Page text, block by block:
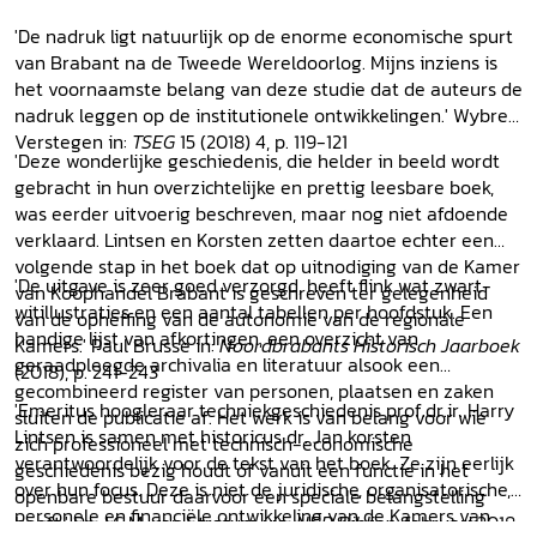
'De nadruk ligt natuurlijk op de enorme economische spurt
van Brabant na de Tweede Wereldoorlog. Mijns inziens is
het voornaamste belang van deze studie dat de auteurs de
nadruk leggen op de institutionele ontwikkelingen.' Wybren
Verstegen in: TSEG15 (2018) 4, p. 119-121
'Deze wonderlijke geschiedenis, die helder in beeld wordt
gebracht in hun overzichtelijke en prettig leesbare boek,
was eerder uitvoerig beschreven, maar nog niet afdoende
verklaard. Lintsen en Korsten zetten daartoe echter een
volgende stap in het boek dat op uitnodiging van de Kamer
van Koophandel Brabant is geschreven ter gelegenheid
van de opheffing van de autonomie van de regionale
Kamers.' Paul Brusse in:Noordbrabants Historisch Jaarboek
(2018), p. 241-243
'De uitgave is zeer goed verzorgd, heeft flink wat zwart-
witillustraties en een aantal tabellen per hoofdstuk. Een
handige lijst van afkortingen, een overzicht van
geraadpleegde archivalia en literatuur alsook een
gecombineerd register van personen, plaatsen en zaken
sluiten de publicatie af. Het werk is van belang voor wie
zich professioneel met technisch-economische
geschiedenis bezig houdt of vanuit een functie in het
openbare bestuur daarvoor een speciale belangstelling
heeft.' Dr. J.C.M. van Stratum via:NBD Biblion, februari 2018
'Emeritus hoogleraar techniekgeschiedenis prof.dr.ir. Harry
Lintsen is samen met historicus dr. Jan korsten
verantwoordelijk voor de tekst van het boek. Ze zijn eerlijk
over hun focus. Deze is niet de juridische, organisatorische,
personele en financiële ontwikkeling van de Kamers van